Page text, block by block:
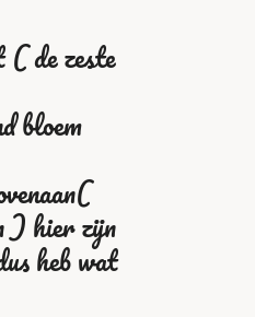
( de zeste
bloem
) hier zijn
heb wat